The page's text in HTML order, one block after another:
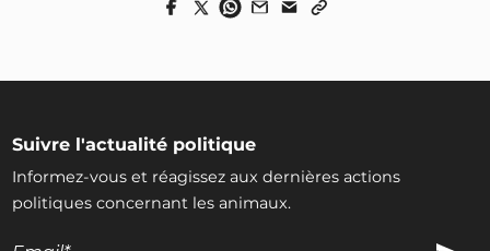
Suivre l'actualité politique
Informez-vous et réagissez aux dernières actions
politiques concernant les animaux.